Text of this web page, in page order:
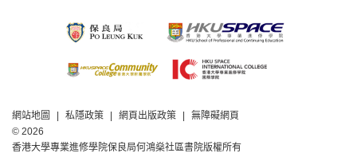
網站地圖 私隱政策 網頁出版政策
無障礙網頁
© 2026
香港大學專業進修學院保良局何鴻燊社區書院版權所有